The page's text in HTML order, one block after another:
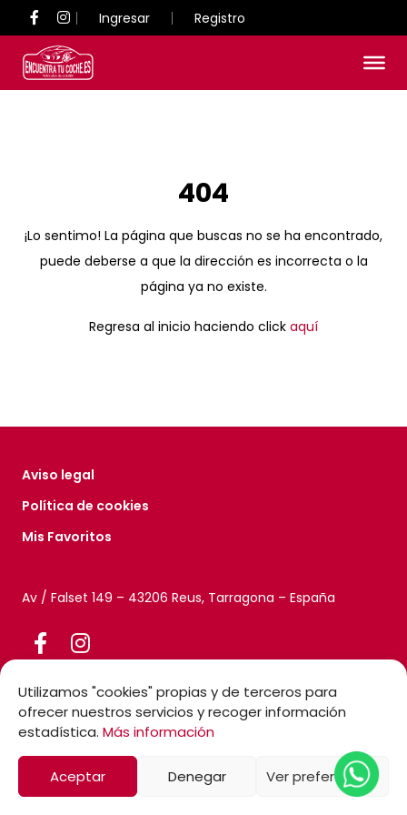
Utilizamos "cookies" propias y de terceros para
ofrecer nuestros servicios y recoger información
estadística. Más información
Aceptar Denegar Ver preferencias
Ingresar Registro
404
¡Lo sentimo! La página que buscas no se ha encontrado,
puede deberse a que la dirección es incorrecta o la
página ya no existe.
Regresa al inicio haciendo click aquí
Aviso legal
Política de cookies
Mis Favoritos
Av / Falset 149 – 43206 Reus, Tarragona – España